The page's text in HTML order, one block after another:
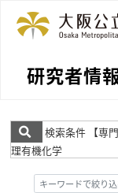
研究者情
検索条件 【専
理有機化学